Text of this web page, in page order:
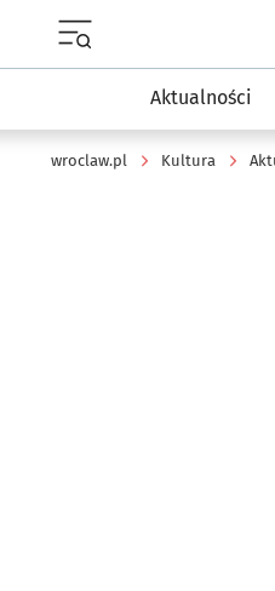
Aktualności
wroclaw.pl Kultura